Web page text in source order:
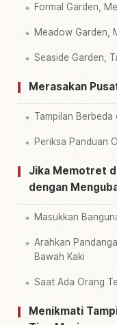
Formal Garden,
Meadow Garden,
Seaside Garden,
Merasakan
Tampilan Berbeda
Periksa Panduan
Jika Memotret
dengan
Masukkan
Arahkan
Bawah Kaki
Saat Ada Orang
Menikmati